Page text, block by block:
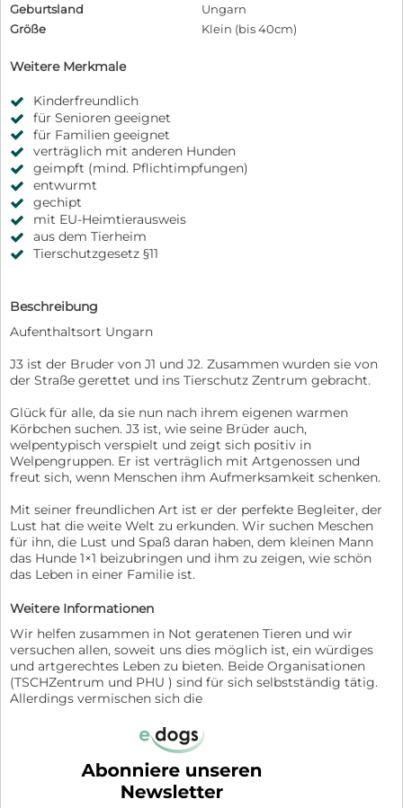
Geburtsland
Ungarn
Größe
Klein (bis 40cm)
Weitere Merkmale
Kinderfreundlich
für Senioren geeignet
für Familien geeignet
verträglich mit anderen Hunden
geimpft (mind. Pflichtimpfungen)
entwurmt
gechipt
mit EU-Heimtierausweis
aus dem Tierheim
Tierschutzgesetz §11
Beschreibung
Aufenthaltsort Ungarn
J3 ist der Bruder von J1 und J2. Zusammen wurden sie von
der Straße gerettet und ins Tierschutz Zentrum gebracht.
Glück für alle, da sie nun nach ihrem eigenen warmen
Körbchen suchen. J3 ist, wie seine Brüder auch,
welpentypisch verspielt und zeigt sich positiv in
Welpengruppen. Er ist verträglich mit Artgenossen und
freut sich, wenn Menschen ihm Aufmerksamkeit schenken.
Mit seiner freundlichen Art ist er der perfekte Begleiter, der
Lust hat die weite Welt zu erkunden. Wir suchen Meschen
für ihn, die Lust und Spaß daran haben, dem kleinen Mann
das Hunde 1×1 beizubringen und ihm zu zeigen, wie schön
das Leben in einer Familie ist.
Weitere Informationen
Wir helfen zusammen in Not geratenen Tieren und wir
versuchen allen, soweit uns dies möglich ist, ein würdiges
und artgerechtes Leben zu bieten. Beide Organisationen
(TSCHZentrum und PHU ) sind für sich selbstständig tätig.
Allerdings vermischen sich die